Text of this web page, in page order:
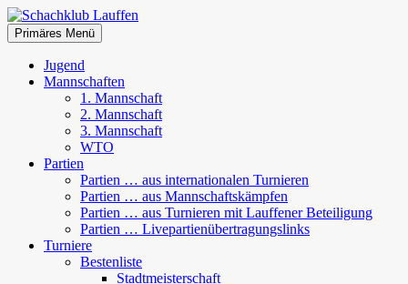
Zum
Inhalt
springen
Schachklub Lauffen
Suchen
Primäres Menü
Jugend
Mannschaften
1. Mannschaft
2. Mannschaft
3. Mannschaft
WTO
Partien
Partien … aus internationalen Turnieren
Partien … aus Mannschaftskämpfen
Partien … aus Turnieren mit Lauffener Beteiligung
Partien … Livepartienübertragungslinks
Turniere
Bestenliste
Stadtmeisterschaft